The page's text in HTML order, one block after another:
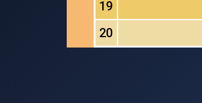
19
20